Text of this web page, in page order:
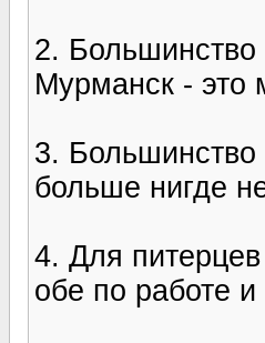
2. Большинство
Мурманск - это
3. Большинство
больше нигде
4. Для
обе по работе